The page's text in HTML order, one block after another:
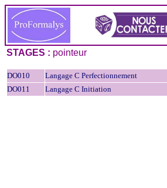
STAGES : pointeur
DO010 Langage C Perfectionnement
DO011 Langage C Initiation